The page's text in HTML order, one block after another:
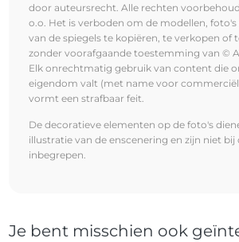
door auteursrecht. Alle rechten
o.o. Het is verboden om de modellen,
van de spiegels te kopiëren, te verkopen of
zonder voorafgaande toestemming van ©
Elk onrechtmatig gebruik van content die
eigendom valt (met name voor
vormt een strafbaar feit.
De decoratieve elementen op de foto's
illustratie van de enscenering en zijn niet bij
inbegrepen.
Je bent misschien ook